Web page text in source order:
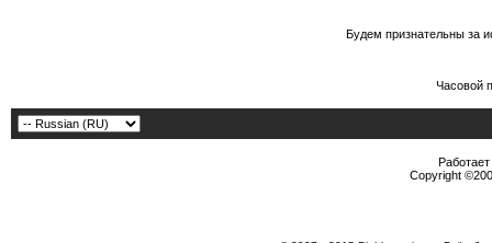
Будем признательны за
Часовой
Copyright